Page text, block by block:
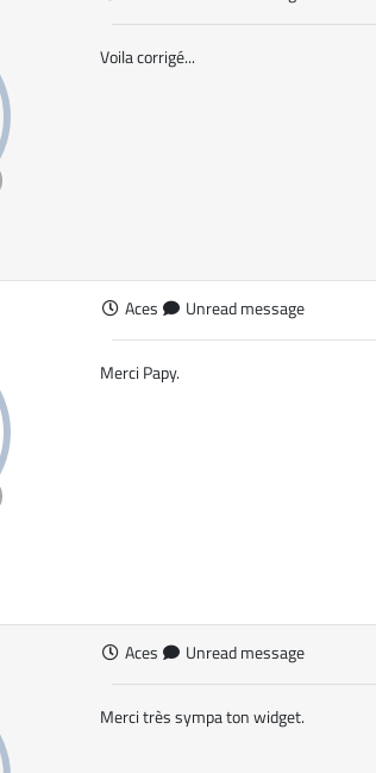
Voila corrigé...
Aces Unread message
Merci Papy.
Aces Unread message
Merci très sympa ton widget.